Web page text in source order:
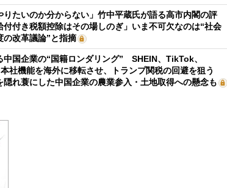
りたいのか分からない」竹中平蔵氏が語る高市内閣の評
付き税額控除はその場しのぎ」いま不可欠なのは“社会
の改革議論”と指摘
中国企業の“国籍ロンダリング” SHEIN、TikTok、
社機能を海外に移転させ、トランプ関税の回避を狙う
隠れ蓑にした中国企業の農業参入・土地取得への懸念も